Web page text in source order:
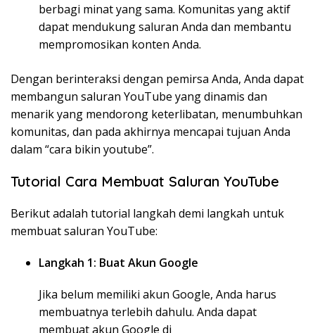
berbagi minat yang sama. Komunitas yang aktif
dapat mendukung saluran Anda dan membantu
mempromosikan konten Anda.
Dengan berinteraksi dengan pemirsa Anda, Anda dapat
membangun saluran YouTube yang dinamis dan
menarik yang mendorong keterlibatan, menumbuhkan
komunitas, dan pada akhirnya mencapai tujuan Anda
dalam “cara bikin youtube”.
Tutorial Cara Membuat Saluran YouTube
Berikut adalah tutorial langkah demi langkah untuk
membuat saluran YouTube:
Langkah 1: Buat Akun Google
Jika belum memiliki akun Google, Anda harus
membuatnya terlebih dahulu. Anda dapat
membuat akun Google di